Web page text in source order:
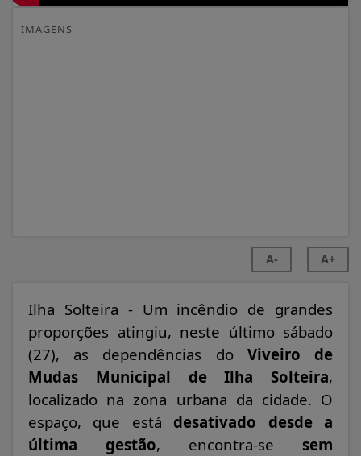
IMAGENS
A- A+
Ilha Solteira - Um incêndio de grandes
proporções atingiu, neste último sábado
(27), as dependências do Viveiro de
Mudas Municipal de Ilha Solteira,
localizado na zona urbana da cidade. O
espaço, que está desativado desde a
última gestão, encontra-se sem